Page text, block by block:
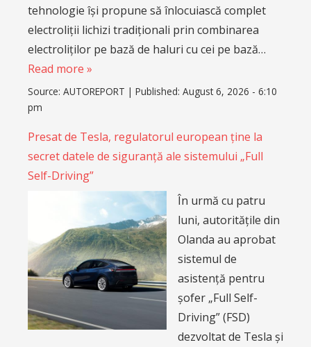
tehnologie își propune să înlocuiască complet
electroliții lichizi tradiționali prin combinarea
electroliților pe bază de haluri cu cei pe bază…
Read more »
Source: AUTOREPORT | Published: August 6, 2026 - 6:10
pm
Presat de Tesla, regulatorul european ține la
secret datele de siguranță ale sistemului „Full
Self-Driving”
În urmă cu patru
luni, autoritățile din
Olanda au aprobat
sistemul de
asistență pentru
șofer „Full Self-
Driving” (FSD)
dezvoltat de Tesla și